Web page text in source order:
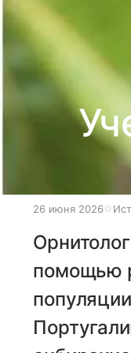
26 июня 2026
помощью